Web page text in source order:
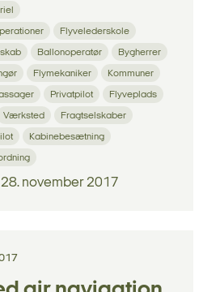
Flyvelederskole
Ballonoperatør Bygherrer
Flymekaniker Kommuner
Privatpilot Flyveplads
Værksted Fragtselskaber
Kabinebesætning
november 2017